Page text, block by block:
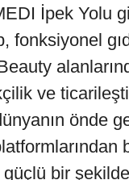
İpek Yolu
fonksiyonel
ve
önde
bir